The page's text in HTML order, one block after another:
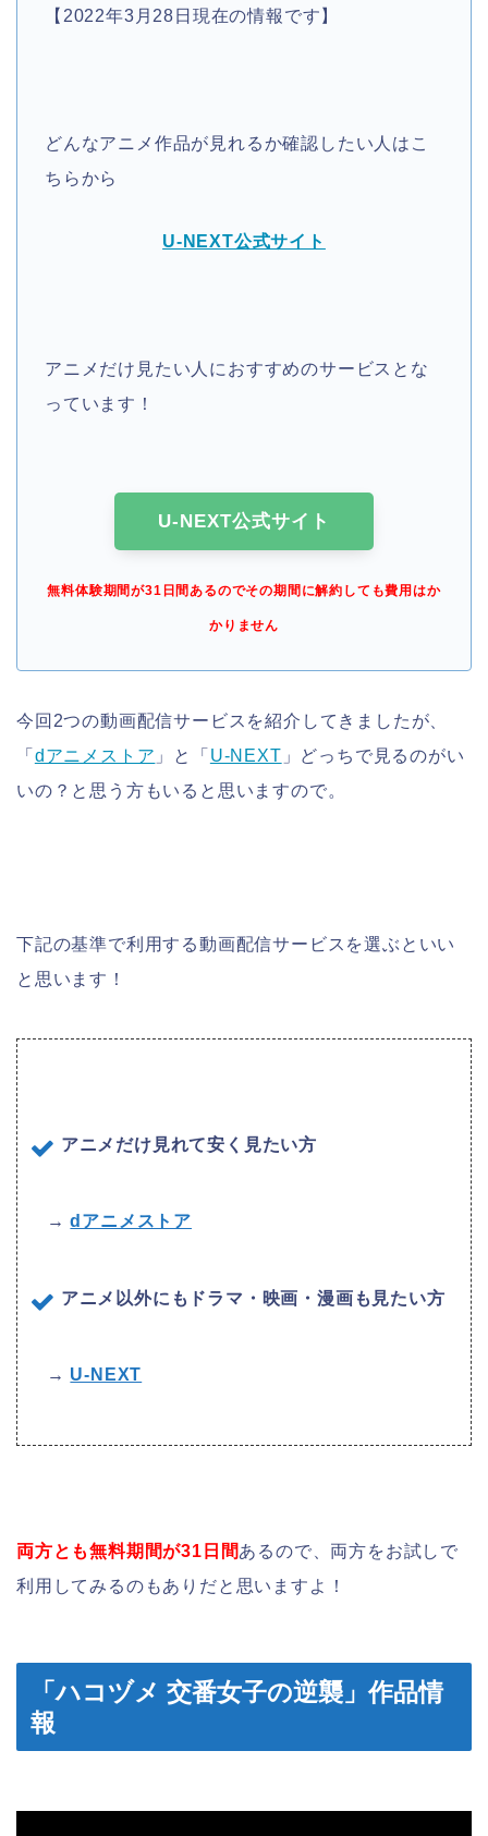
【2022年3月28日現在の情報です】
どんなアニメ作品が見れるか確認したい人はこ
ちらから
U-NEXT公式サイト
アニメだけ見たい人におすすめのサービスとな
っています！
U-NEXT公式サイト
無料体験期間が31日間あるのでその期間に解約しても費用はか
かりません
今回2つの動画配信サービスを紹介してきましたが、
「 dアニメストア 」と「 U-NEXT 」どっちで見るのがい
いの？と思う方もいると思いますので。
下記の基準で利用する動画配信サービスを選ぶといい
と思います！
アニメだけ見れて安く見たい方
→dアニメストア
アニメ以外にもドラマ・映画・漫画も見たい方
→ U-NEXT
両方とも無料期間が31日間あるので、両方をお試しで
利用してみるのもありだと思いますよ！
「ハコヅメ 交番女子の逆襲」作品情
報